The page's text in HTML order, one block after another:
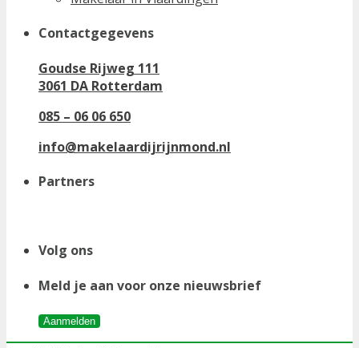
Contactgegevens
Goudse Rijweg 111
3061 DA Rotterdam
085 – 06 06 650
info@makelaardijrijnmond.nl
Partners
Volg ons
Meld je aan voor onze nieuwsbrief
Aanmelden